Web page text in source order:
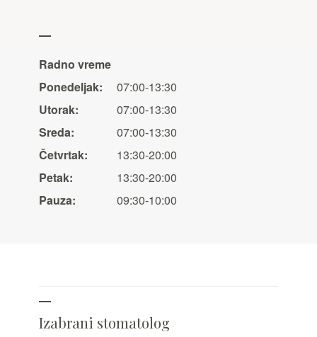
Radno vreme
Ponedeljak:
07:00-13:30
Utorak:
07:00-13:30
Sreda:
07:00-13:30
Četvrtak:
13:30-20:00
Petak:
13:30-20:00
Pauza:
09:30-10:00
Izabrani stomatolog